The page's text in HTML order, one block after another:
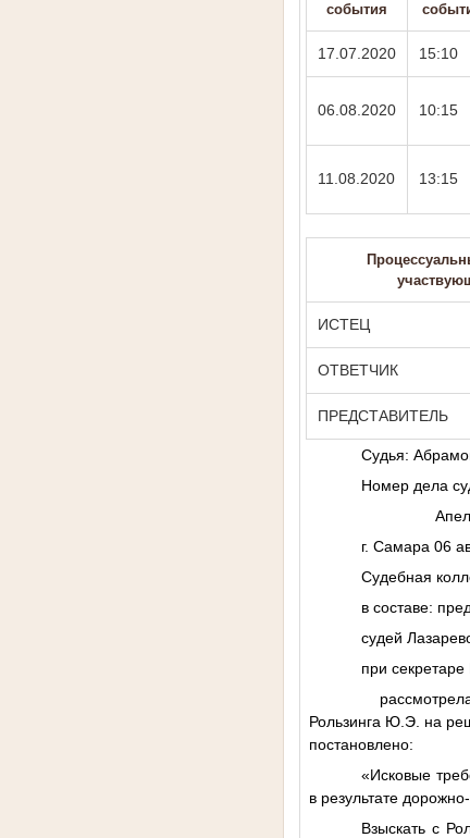
события
17.07.2020 15:10
06.08.2020 10:15
11.08.2020 13:15
ИСТЕЦ
ОТВЕТЧИК
ПРЕДСТАВИТЕЛЬ
Судья:
Номер дела
г. Самара 06
Судебная
в составе:
судей
при
рассмотрела
Рользинга Ю.Э. на
постановлено:
«Исковые
в результате
Взыскать с